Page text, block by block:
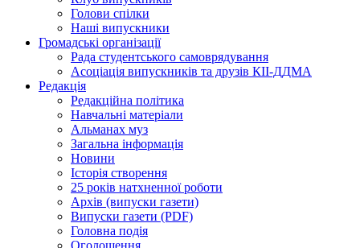
Голови спілки
Наші випускники
Громадські організації
Рада студентського самоврядування
Асоціація випускників та друзів КІІ-ДДМА
Редакція
Редакційна політика
Навчальні матеріали
Альманах муз
Загальна інформація
Новини
Історія створення
25 років натхненної роботи
Архів (випуски газети)
Випуски газети (PDF)
Головна подія
Оголошення